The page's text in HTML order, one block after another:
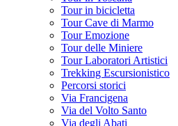
Tour in bicicletta
Tour Cave di Marmo
Tour Emozione
Tour delle Miniere
Tour Laboratori Artistici
Trekking Escursionistico
Percorsi storici
Via Francigena
Via del Volto Santo
Via degli Abati